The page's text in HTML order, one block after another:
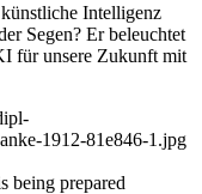
Intelligenz
Segen? Er beleuchtet
für unsere Zukunft mit
1912-81e846-1.jpg
being prepared